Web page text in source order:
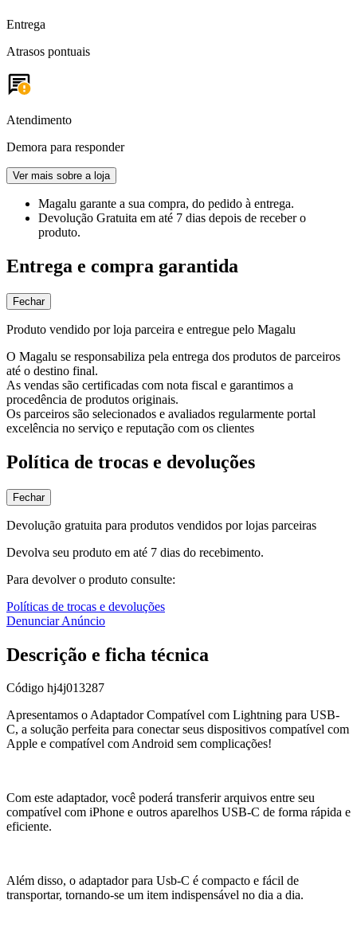
Entrega
Atrasos pontuais
Atendimento
Demora para responder
Ver mais sobre a loja
Magalu garante a sua compra, do pedido à entrega.
Devolução Gratuita em até 7 dias depois de receber o
produto.
Entrega e compra garantida
Fechar
Produto vendido por loja parceira e entregue pelo Magalu
O Magalu se responsabiliza pela entrega dos produtos de parceiros
até o destino final.
As vendas são certificadas com nota fiscal e garantimos a
procedência de produtos originais.
Os parceiros são selecionados e avaliados regularmente portal
excelência no serviço e reputação com os clientes
Política de trocas e devoluções
Fechar
Devolução gratuita para produtos vendidos por lojas parceiras
Devolva seu produto em até 7 dias do recebimento.
Para devolver o produto consulte:
Políticas de trocas e devoluções
Denunciar Anúncio
Descrição e ficha técnica
Código hj4j013287
Apresentamos o Adaptador Compatível com Lightning para USB-
C, a solução perfeita para conectar seus dispositivos compatível com
Apple e compatível com Android sem complicações!
Com este adaptador, você poderá transferir arquivos entre seu
compatível com iPhone e outros aparelhos USB-C de forma rápida e
eficiente.
Além disso, o adaptador para Usb-C é compacto e fácil de
transportar, tornando-se um item indispensável no dia a dia.